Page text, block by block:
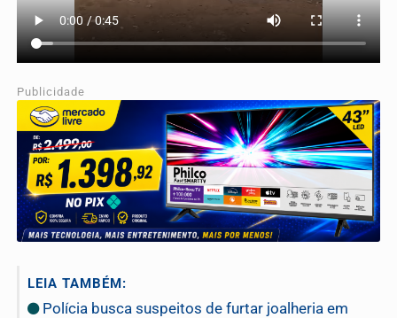
Publicidade
LEIA TAMBÉM:
Polícia busca suspeitos de furtar joalheria em